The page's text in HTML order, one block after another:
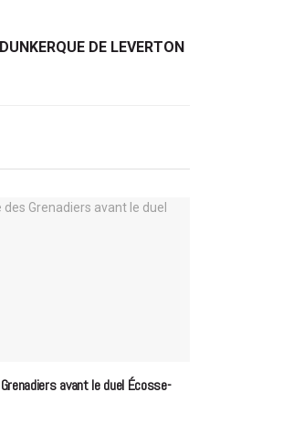
DE LEVERTON
avant le duel Écosse-